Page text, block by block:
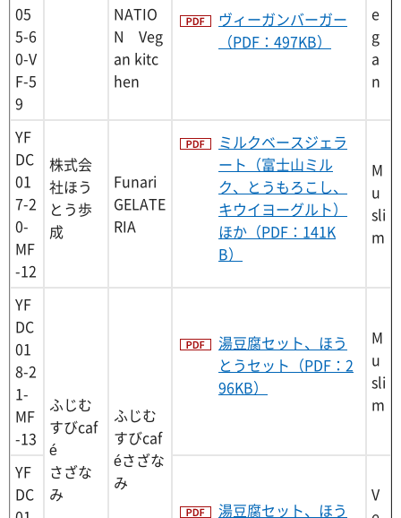
05
5-6
0-V
F-5
9
NATIO
N Veg
an kitc
hen
ヴィーガンバーガー
（PDF：497KB）
e
g
a
n
YF
DC
01
7-2
0-
MF
-12
株式会
社ほう
とう歩
成
Funari
GELATE
RIA
ミルクベースジェラ
ート（富士山ミル
ク、とうもろこし、
キウイヨーグルト）
ほか（PDF：141K
B）
M
u
sli
m
YF
DC
01
8-2
1-
MF
-13
ふじむ
すびcaf
é
さざな
み
ふじむ
すびcaf
éさざな
み
湯豆腐セット、ほう
とうセット（PDF：2
96KB）
M
u
sli
m
YF
DC
湯豆腐セット、ほう
V